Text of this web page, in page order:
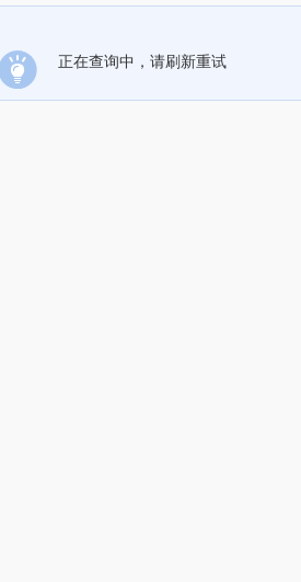
正在查询中，请刷新重试